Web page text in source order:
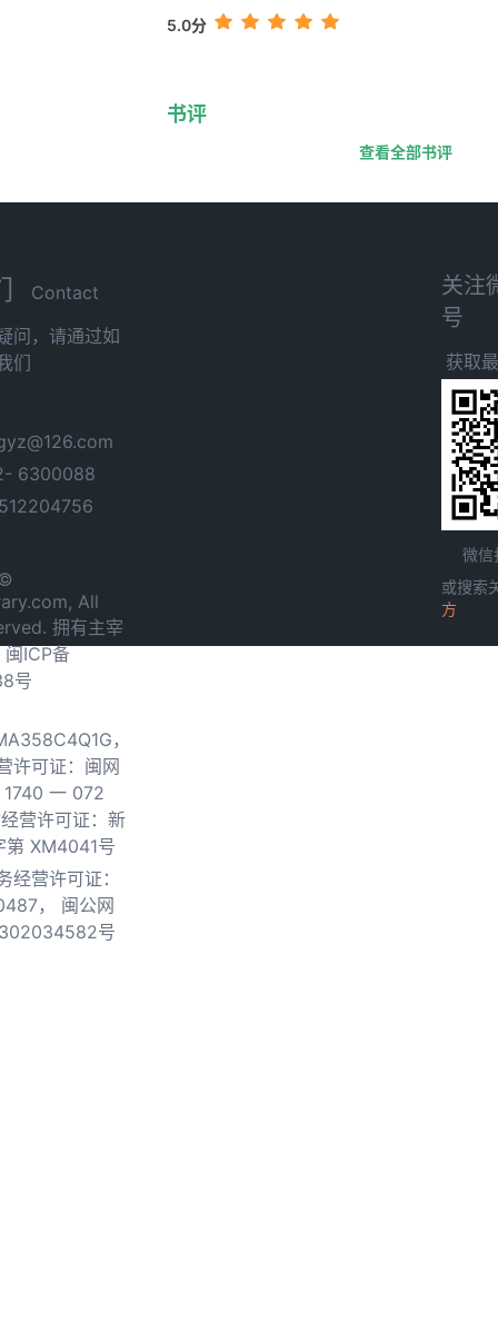
5.0分
书评
查看全部书评
Contact
问，请通过如
们
6300088
All
拥有主宰
闽ICP备
号
，
许可证：闽网
一 072
营许可证：新
第 XM4041号
经营许可证：
，
闽公网
号
关注
号
获取
微信
或搜索
方